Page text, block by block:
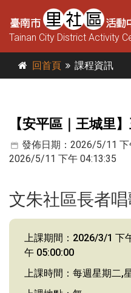
Tainan City District Activity
回首頁 課程資訊
【安平區｜王城里
發佈日期：2026/5/11 下
2026/5/11 下午 04:13:35
文朱社區長者唱
上課期間：2026/3/1 下
午 05:00:00
上課時間：每週星期二,